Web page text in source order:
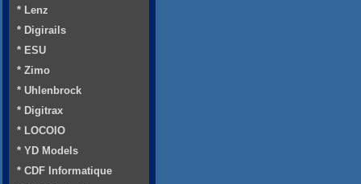
* Lenz
* Digirails
* ESU
* Zimo
* Uhlenbrock
* Digitrax
* LOCOIO
* YD Models
* CDF Informatique